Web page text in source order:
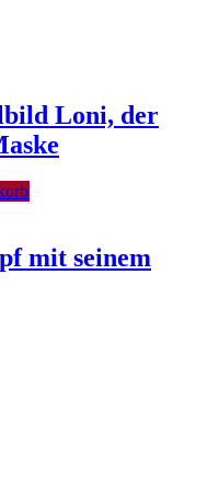
Loni, der
mit seinem